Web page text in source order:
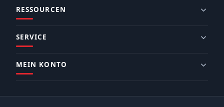
RESSOURCEN
SERVICE
MEIN KONTO